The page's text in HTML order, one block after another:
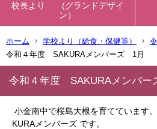
校長より (グランドデザイ
ン）
ホーム 学校より（給食・保健等）
令和４年度 SAKURAメンバーズ 1月
令和４年度 SAKURAメンバー
小金南中で桜島大根を育てています
KURAメンバーズ です。